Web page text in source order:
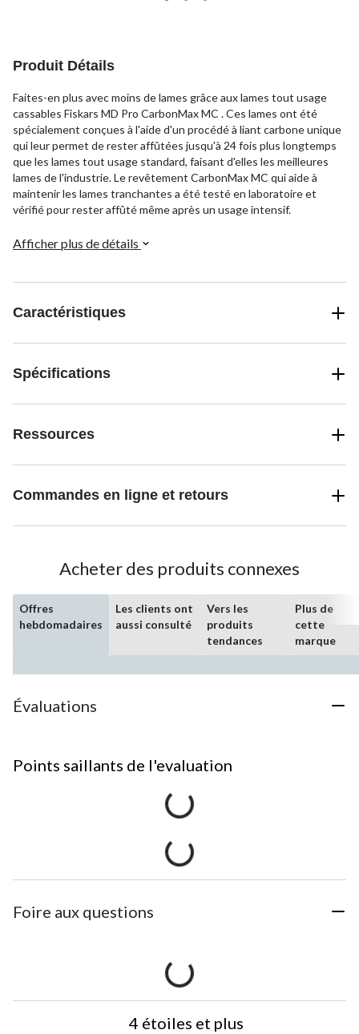
Produit Détails
Faites-en plus avec moins de lames grâce aux lames tout usage
cassables Fiskars MD Pro CarbonMax MC . Ces lames ont été
spécialement conçues à l'aide d'un procédé à liant carbone unique
qui leur permet de rester affûtées jusqu'à 24 fois plus longtemps
que les lames tout usage standard, faisant d'elles les meilleures
lames de l'industrie. Le revêtement CarbonMax MC qui aide à
maintenir les lames tranchantes a été testé en laboratoire et
vérifié pour rester affûté même après un usage intensif.
Afficher plus de détails
Caractéristiques
Spécifications
Ressources
Commandes en ligne et retours
Acheter des produits connexes
Offres
hebdomadaires
Les clients ont
aussi consulté
Vers les
produits
tendances
Plus de
cette
marque
Évaluations
Points saillants de l'evaluation
Foire aux questions
4 étoiles et plus